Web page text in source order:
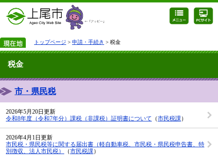
トップページ > 申請・手続き > 税金
税金
市・県民税
2026年5月20日更新
令和8年度（令和7年分）課税（非課税）証明書について （市民税課）
2026年4月1日更新
市民税・県民税等に関する届出書（軽自動車税、市民税・県民税申告書、特
別徴収、法人市民税）
（市民税課）